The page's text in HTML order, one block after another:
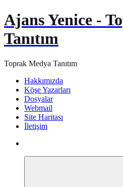
Ajans Yenice -
Tanıtım
Toprak Medya Tanıtım
Hakkımızda
Köşe Yazarları
Dosyalar
Webmail
Site Haritası
İletişim